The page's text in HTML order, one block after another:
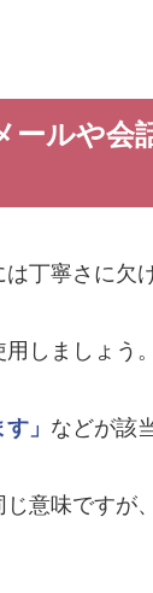
ルや会
丁寧さに欠
しましょう。
」 などが該
意味ですが、